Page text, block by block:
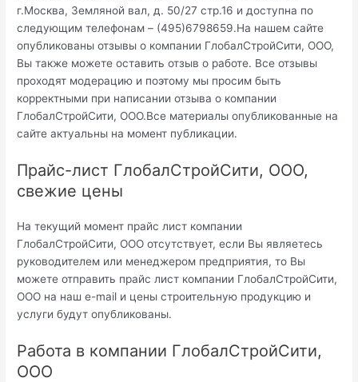
г.Москва, Земляной вал, д. 50/27 стр.16 и доступна по
следующим телефонам – (495)6798659.На нашем сайте
опубликованы отзывы о компании ГлобалСтройСити, ООО,
Вы также можете оставить отзыв о работе. Все отзывы
проходят модерацию и поэтому мы просим быть
корректными при написании отзыва о компании
ГлобалСтройСити, ООО.Все материалы опубликованные на
сайте актуальны на момент публикации.
Прайс-лист ГлобалСтройСити, ООО,
свежие цены
На текущий момент прайс лист компании
ГлобалСтройСити, ООО отсутствует, если Вы являетесь
руководителем или менеджером предприятия, то Вы
можете отправить прайс лист компании ГлобалСтройСити,
ООО на наш e-mail и цены строительную продукцию и
услуги будут опубликованы.
Работа в компании ГлобалСтройСити,
ООО